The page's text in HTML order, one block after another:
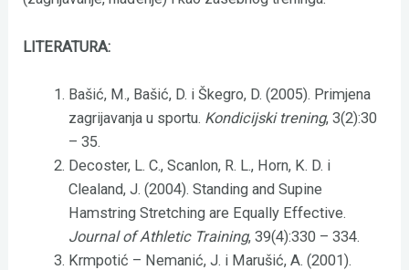
LITERATURA:
Bašić, M., Bašić, D. i Škegro, D. (2005). Primjena
zagrijavanja u sportu. Kondicijski trening, 3(2):30
– 35.
Decoster, L. C., Scanlon, R. L., Horn, K. D. i
Clealand, J. (2004). Standing and Supine
Hamstring Stretching are Equally Effective.
Journal of Athletic Training, 39(4):330 – 334.
Krmpotić – Nemanić, J. i Marušić, A. (2001).